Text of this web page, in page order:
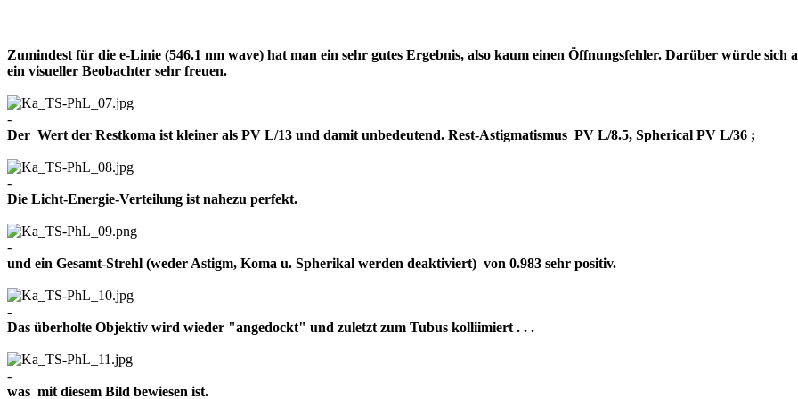
Zumindest für die e-Linie (546.1 nm wave) hat man ein sehr gutes Ergebnis, also kaum einen Öffnungsfehler. Darüber würde sich
ein visueller Beobachter sehr freuen.
-
Der Wert der Restkoma ist kleiner als PV L/13 und damit unbedeutend. Rest-Astigmatismus PV L/8.5, Spherical PV L/36 ;
-
Die Licht-Energie-Verteilung ist nahezu perfekt.
-
und ein Gesamt-Strehl (weder Astigm, Koma u. Spherikal werden deaktiviert) von 0.983 sehr positiv.
-
Das überholte Objektiv wird wieder "angedockt" und zuletzt zum Tubus kolliimiert . . .
-
was mit diesem Bild bewiesen ist.